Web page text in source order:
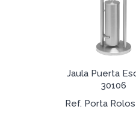
Jaula Puerta
30106
Ref. Porta